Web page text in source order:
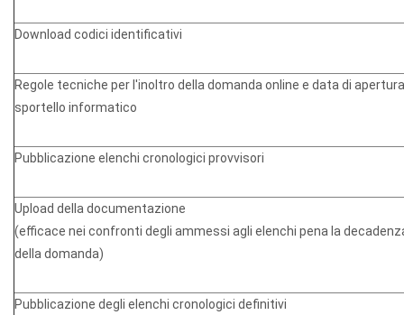
Download codici identificativi
Regole tecniche per l'inoltro della domanda online e data di
sportello informatico
Pubblicazione elenchi cronologici provvisori
Upload della documentazione
(efficace nei confronti degli ammessi agli elenchi pena la
della domanda)
Pubblicazione degli elenchi cronologici definitivi